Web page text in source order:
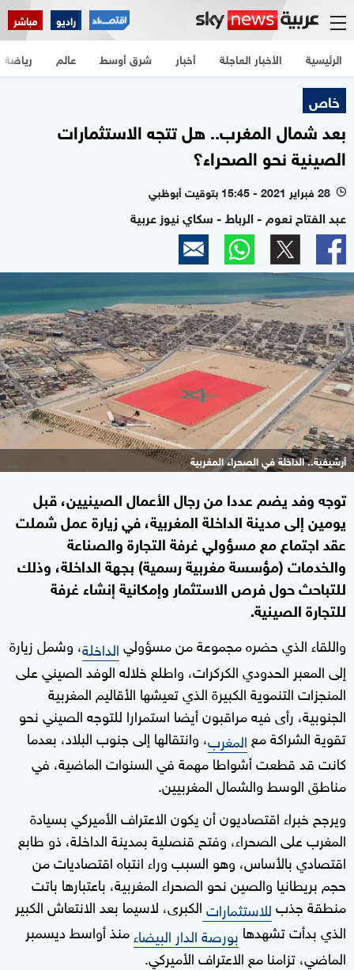
راديو مباشر
الرئيسية الأخبار العاجلة أخبار شرق أوسط عالم رياضة
خاص
بعد شمال المغرب.. هل تتجه الاستثمارات
الصينية نحو الصحراء؟
l 28 فبراير 2021 - 15:45 بتوقيت أبوظبي
عبد الفتاح نعوم - الرباط - سكاي نيوز عربية
أرشيفية.. الداخلة في الصحراء المغربية
توجه وفد يضم عددا من رجال الأعمال الصينيين، قبل
يومين إلى مدينة الداخلة المغربية، في زيارة عمل شملت
عقد اجتماع مع مسؤولي غرفة التجارة والصناعة
والخدمات (مؤسسة مغربية رسمية) بجهة الداخلة، وذلك
للتباحث حول فرص الاستثمار وإمكانية إنشاء غرفة
للتجارة الصينية.
واللقاء الذي حضره مجموعة من مسؤوليالداخلة، وشمل زيارة
إلى المعبر الحدودي الكركرات، واطلع خلاله الوفد الصيني على
المنجزات التنموية الكبيرة الذي تعيشها الأقاليم المغربية
الجنوبية، رأى فيه مراقبون أيضا استمرارا للتوجه الصيني نحو
تقوية الشراكة مع المغرب، وانتقالها إلى جنوب البلاد، بعدما
كانت قد قطعت أشواطا مهمة في السنوات الماضية، في
مناطق الوسط والشمال المغربيين.
ويرجح خبراء اقتصاديون أن يكون الاعتراف الأميركي بسيادة
المغرب على الصحراء، وفتح قنصلية بمدينة الداخلة، ذو طابع
اقتصادي بالأساس، وهو السبب وراء انتباه اقتصاديات من
حجم بريطانيا والصين نحو الصحراء المغربية، باعتبارها باتت
منطقة جذبللاستثماراتالكبرى، لاسيما بعد الانتعاش الكبير
الذي بدأت تشهدها بورصة الدار البيضاءمنذ أواسط ديسمبر
الماضي، تزامنا مع الاعتراف الأميركي.